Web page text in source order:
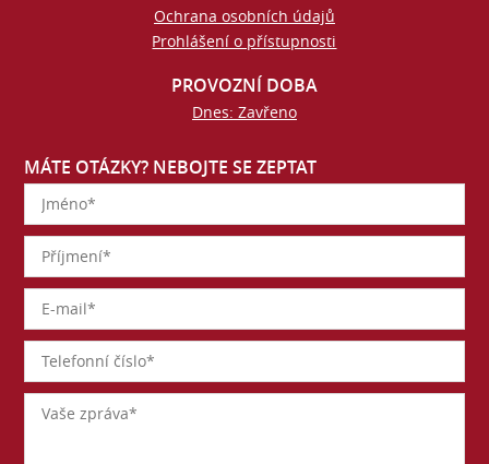
Ochrana osobních údajů
Prohlášení o přístupnosti
PROVOZNÍ DOBA
Dnes: Zavřeno
MÁTE OTÁZKY? NEBOJTE SE ZEPTAT